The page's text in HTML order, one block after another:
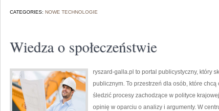
CATEGORIES: NOWE TECHNOLOGIE
Wiedza o społeczeństwie
ryszard-galla.pl to portal publicystyczny, który
publicznym. To przestrzeń dla osób, które
śledzić procesy zachodzące w polityce
opinię w oparciu o analizy i argumenty. W